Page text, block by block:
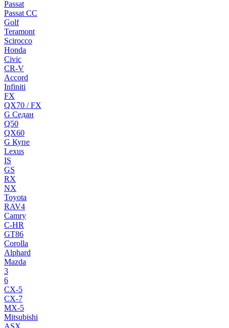
Passat
Passat CC
Golf
Teramont
Scirocco
Honda
Civic
CR-V
Accord
Infiniti
FX
QX70 / FX
G Cедан
Q50
QX60
G Купе
Lexus
IS
GS
RX
NX
Toyota
RAV4
Camry
C-HR
GT86
Corolla
Alphard
Mazda
3
6
CX-5
CX-7
MX-5
Mitsubishi
ASX